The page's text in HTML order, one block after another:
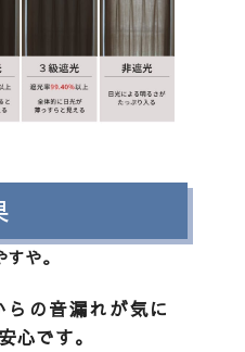
や。
の音漏れが気に
心です。